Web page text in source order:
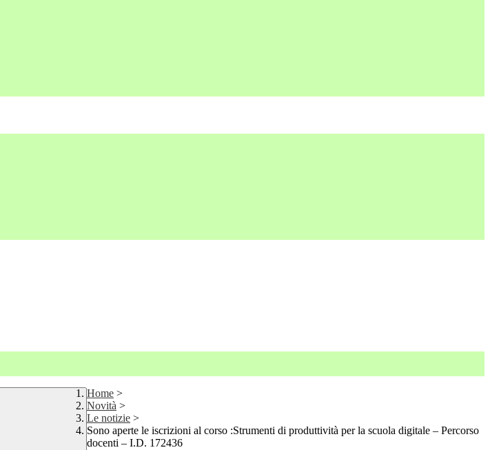
Home >
Novità >
Le notizie >
Sono aperte le iscrizioni al corso :Strumenti di produttività per la scuola digitale – Percorso
docenti – I.D. 172436